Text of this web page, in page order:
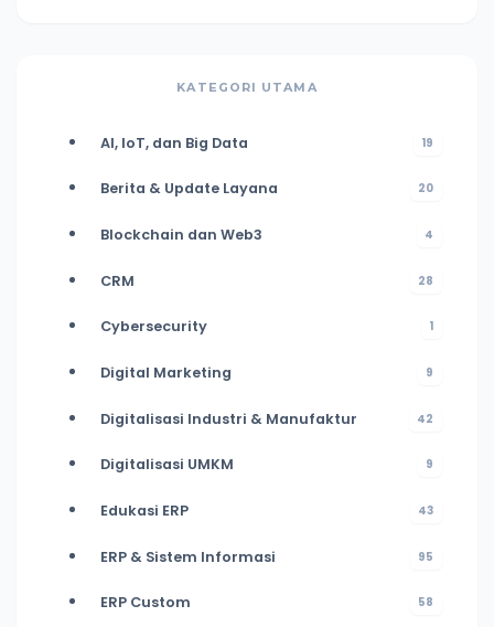
KATEGORI UTAMA
AI, IoT, dan Big Data 19
Berita & Update Layana 20
Blockchain dan Web3 4
CRM 28
Cybersecurity 1
Digital Marketing 9
Digitalisasi Industri & Manufaktur 42
Digitalisasi UMKM 9
Edukasi ERP 43
ERP & Sistem Informasi 95
ERP Custom 58